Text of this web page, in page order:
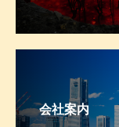
会社案内